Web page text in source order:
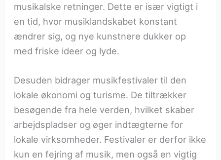
musikalske retninger. Dette er især vigtigt i
en tid, hvor musiklandskabet konstant
ændrer sig, og nye kunstnere dukker op
med friske ideer og lyde.
Desuden bidrager musikfestivaler til den
lokale økonomi og turisme. De tiltrækker
besøgende fra hele verden, hvilket skaber
arbejdspladser og øger indtægterne for
lokale virksomheder. Festivaler er derfor ikke
kun en fejring af musik, men også en vigtig